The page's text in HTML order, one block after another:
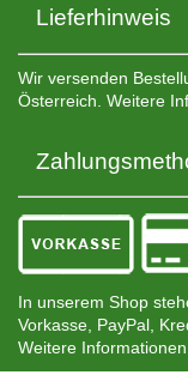
Lieferhinweis
Wir versenden
Österreich. Weitere
In unserem Shop
Vorkasse, PayPal,
Weitere